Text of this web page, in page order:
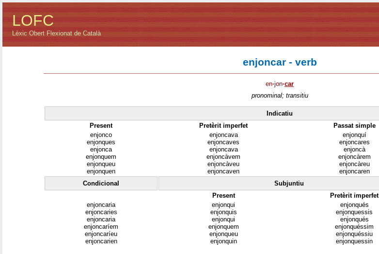
LOFC
Lèxic Obert Flexionat de Català
enjoncar - verb
en·jon·car
pronominal; transitiu
Indicatiu
Present
Pretèrit imperfet Passat simple
enjonco
enjonques
enjonca
enjonquem
enjonqueu
enjonquen
enjoncava
enjoncaves
enjoncava
enjoncàvem
enjoncàveu
enjoncaven
enjonquí
enjoncares
enjoncà
enjoncàrem
enjoncàreu
enjoncaren
Condicional
Subjuntiu
Present
Pretèrit imperfet
enjoncaria
enjoncaries
enjoncaria
enjoncaríem
enjoncaríeu
enjoncarien
enjonqui
enjonquis
enjonqui
enjonquem
enjonqueu
enjonquin
enjonqués
enjonquessis
enjonqués
enjonquéssim
enjonquéssiu
enjonquessin